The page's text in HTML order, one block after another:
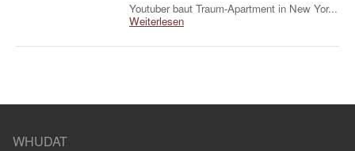
Youtuber baut Traum-Apartment in New Yor...
Weiterlesen
WHUDAT